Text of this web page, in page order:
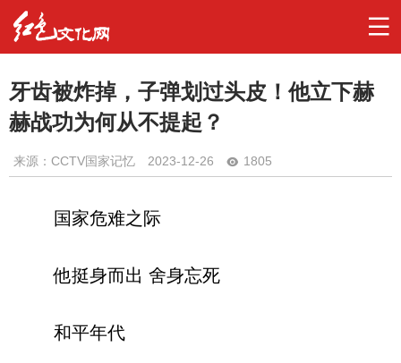
牙齿被炸掉，子弹划过头皮！他立下赫
赫战功为何从不提起？
来源：CCTV国家记忆 2023-12-26 1805
国家危难之际
他挺身而出 舍身忘死
和平年代